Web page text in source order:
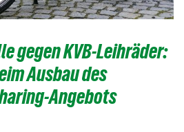
gegen KVB-Leihräder:
Ausbau des
Angebots